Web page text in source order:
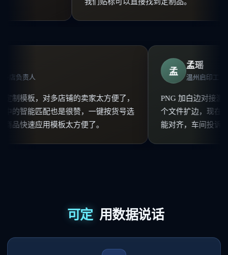
电商 多店负责人
共享定制模板，对多店铺的卖家太方便了，
工具中的智能匹配也是很赞，一键按货号选
的商品快速应用模板太方便了。
孟
孟瑶
温州启
PNG 加白边
个文件扩边，
能对齐，车间
可定 用数据说话